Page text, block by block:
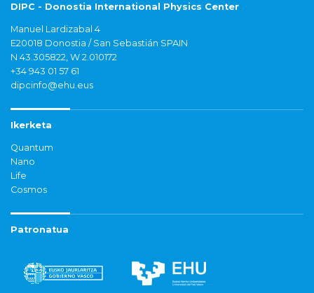
DIPC - Donostia International Physics Center
Manuel Lardizabal 4
E20018 Donostia / San Sebastián SPAIN
N 43.305822, W 2.010172
+34 943 01 57 61
dipcinfo@ehu.eus
Ikerketa
Quantum
Nano
Life
Cosmos
Patronatua